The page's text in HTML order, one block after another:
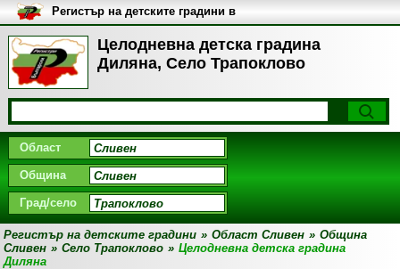
Целодневна детска градина
Диляна, Село Трапоклово
Регистър на детските градини в
България
Област
Община
Град/село
Регистър на детските градини » Област Сливен » Община
Сливен » Село Трапоклово » Целодневна детска градина
Диляна